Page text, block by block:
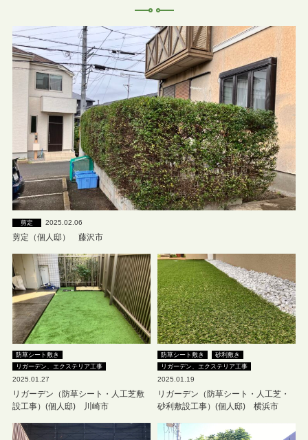
剪定 2025.02.06
剪定（個人邸） 藤沢市
防草シート敷き
リガーデン、エクステリア工事
2025.01.27
リガーデン（防草シート・人工芝敷
設工事）(個人邸) 川崎市
防草シート敷き
砂利敷き
リガーデン、エクステリア工事
2025.01.19
リガーデン（防草シート・人工芝・
砂利敷設工事）(個人邸) 横浜市